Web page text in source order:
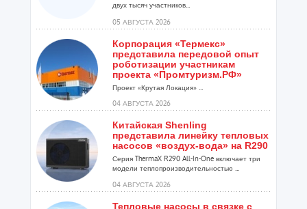
двух тысяч участников...
05 АВГУСТА 2026
Корпорация «Термекс»
представила передовой опыт
роботизации участникам
проекта «Промтуризм.РФ»
Проект «Крутая Локация» ...
04 АВГУСТА 2026
Китайская Shenling
представила линейку тепловых
насосов «воздух-вода» на R290
Серия ThermaX R290 All-In-One включает три
модели теплопроизводительностью ...
04 АВГУСТА 2026
Тепловые насосы в связке с